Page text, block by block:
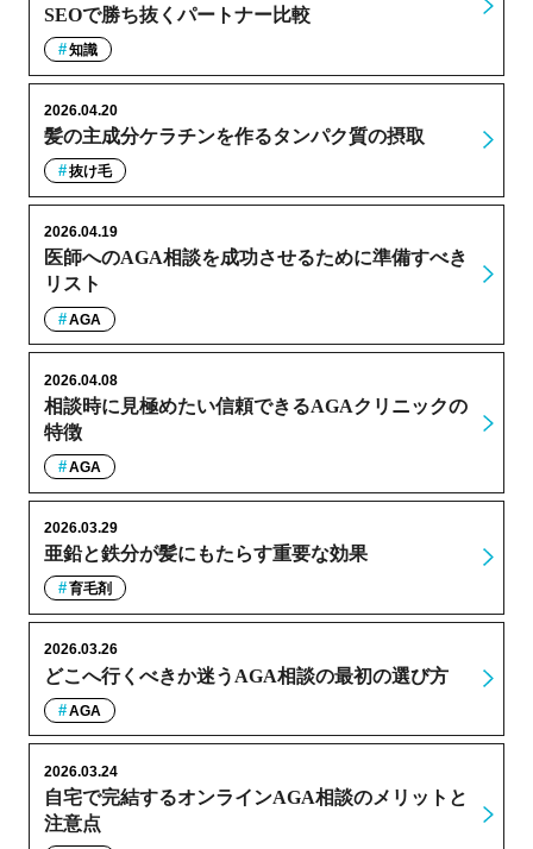
SEOで勝ち抜くパートナー比較
知識
髪の主成分ケラチンを作るタンパク質の摂取
2026.04.20
抜け毛
医師へのAGA相談を成功させるために準備すべき
リスト
2026.04.19
AGA
相談時に見極めたい信頼できるAGAクリニックの
特徴
2026.04.08
AGA
亜鉛と鉄分が髪にもたらす重要な効果
2026.03.29
育毛剤
どこへ行くべきか迷うAGA相談の最初の選び方
2026.03.26
AGA
自宅で完結するオンラインAGA相談のメリットと
注意点
2026.03.24